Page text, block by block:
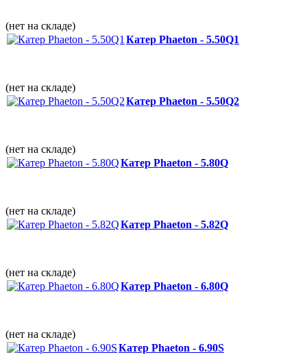
(нет на складе)
Катер Phaeton - 5.50Q1
(нет на складе)
Катер Phaeton - 5.50Q2
(нет на складе)
Катер Phaeton - 5.80Q
(нет на складе)
Катер Phaeton - 5.82Q
(нет на складе)
Катер Phaeton - 6.80Q
(нет на складе)
Катер Phaeton - 6.90S